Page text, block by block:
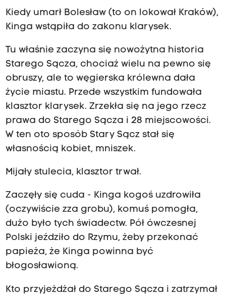
Kiedy umarł Bolesław (to on lokował Kraków),
Kinga wstąpiła do zakonu klarysek.
Tu właśnie zaczyna się nowożytna historia
Starego Sącza, chociaż wielu na pewno się
obruszy, ale to węgierska królewna dała
życie miastu. Przede wszystkim fundowała
klasztor klarysek. Zrzekła się na jego rzecz
prawa do Starego Sącza i 28 miejscowości.
W ten oto sposób Stary Sącz stał się
własnością kobiet, mniszek.
Mijały stulecia, klasztor trwał.
Zaczęły się cuda - Kinga kogoś uzdrowiła
(oczywiście zza grobu), komuś pomogła,
dużo było tych świadectw. Pół ówczesnej
Polski jeździło do Rzymu, żeby przekonać
papieża, że Kinga powinna być
błogosławioną.
Kto przyjeżdżał do Starego Sącza i zatrzymał